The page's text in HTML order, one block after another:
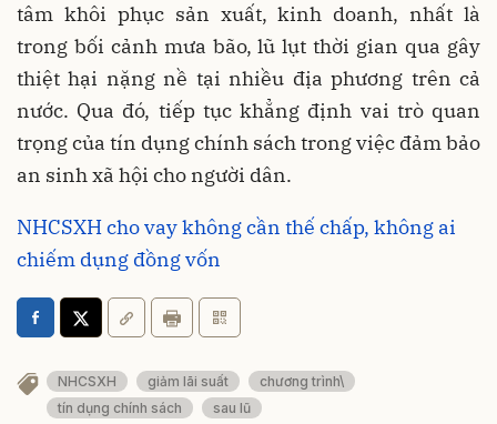
tâm khôi phục sản xuất, kinh doanh, nhất là
trong bối cảnh mưa bão, lũ lụt thời gian qua gây
thiệt hại nặng nề tại nhiều địa phương trên cả
nước. Qua đó, tiếp tục khẳng định vai trò quan
trọng của tín dụng chính sách trong việc đảm bảo
an sinh xã hội cho người dân.
NHCSXH cho vay không cần thế chấp, không ai
chiếm dụng đồng vốn
NHCSXH giảm lãi suất
chương trình\
tín dụng chính sách
sau lũ